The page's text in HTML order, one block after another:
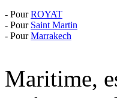
- PourROYAT
- Pour Saint Martin
- PourMarrakech
Maritime,